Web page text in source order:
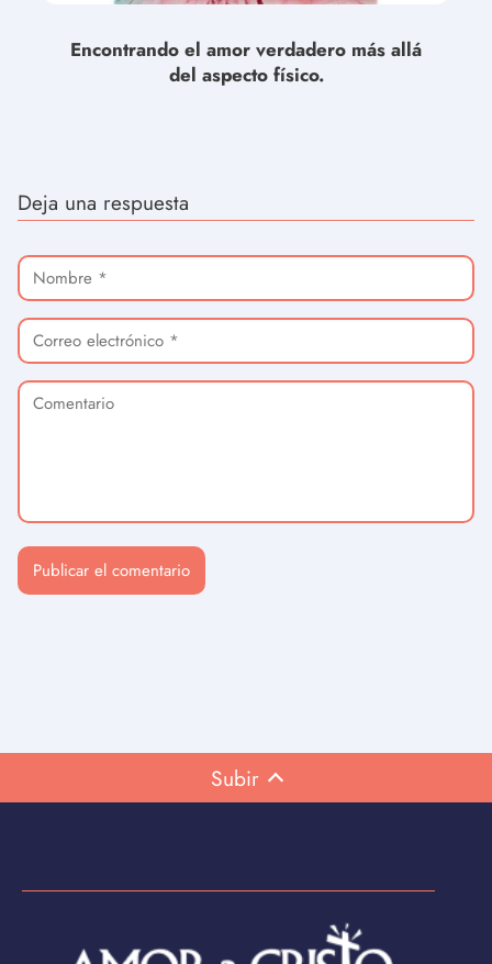
Encontrando el amor verdadero más allá
del aspecto físico.
Deja una respuesta
Subir